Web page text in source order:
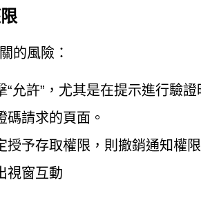
的風險：
允許”，尤其是在提示進行驗證
碼請求的頁面。
予存取權限，則撤銷通知權限
視窗互動